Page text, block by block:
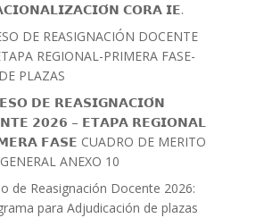
𝗖𝗢𝗥𝗔 𝗜𝗘.
DE REASIGNACIÓN DOCENTE
REGIONAL-PRIMERA FASE-
PLAZAS
𝗗𝗘 𝗥𝗘𝗔𝗦𝗜𝗚𝗡𝗔𝗖𝗜𝗢́𝗡
𝟮𝟬𝟮𝟲 – 𝗘𝗧𝗔𝗣𝗔 𝗥𝗘𝗚𝗜𝗢𝗡𝗔𝗟
𝗙𝗔𝗦𝗘 CUADRO DE MERITO
ANEXO 10
de Reasignación Docente 2026:
para Adjudicación de plazas